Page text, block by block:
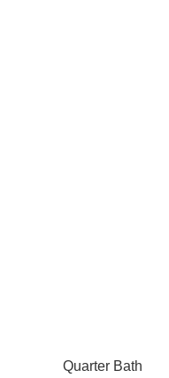
Quarter Bath